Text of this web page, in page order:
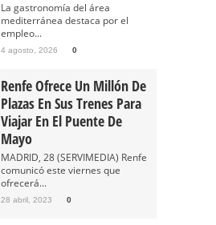
La gastronomía del área
mediterránea destaca por el
empleo...
4 agosto, 2026 0
Renfe Ofrece Un Millón De
Plazas En Sus Trenes Para
Viajar En El Puente De
Mayo
MADRID, 28 (SERVIMEDIA) Renfe
comunicó este viernes que
ofrecerá...
28 abril, 2023 0